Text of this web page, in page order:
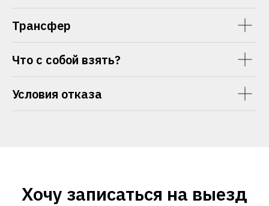
Трансфер
Что с собой взять?
Условия отказа
Хочу записаться на выезд